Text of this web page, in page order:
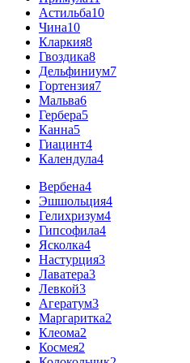
Астильба10
Чина10
Кларкия8
Гвоздика8
Дельфиниум7
Гортензия7
Мальва6
Гербера5
Канна5
Гиацинт4
Календула4
Вербена4
Эшшольция4
Гелихризум4
Гипсофила4
Ясколка4
Настурция3
Лаватера3
Левкой3
Агератум3
Маргаритка2
Клеома2
Космея2